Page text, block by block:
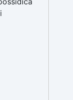
Risultati